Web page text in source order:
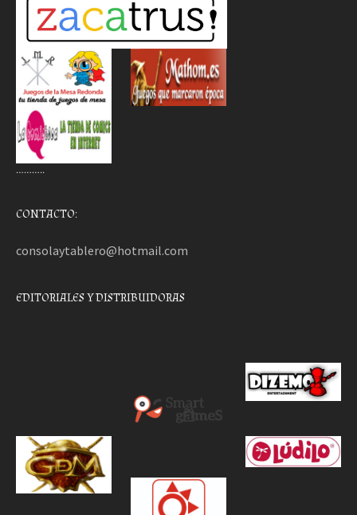
………..
CONTACTO:
consolaytablero@hotmail.com
EDITORIALES Y DISTRIBUIDORAS